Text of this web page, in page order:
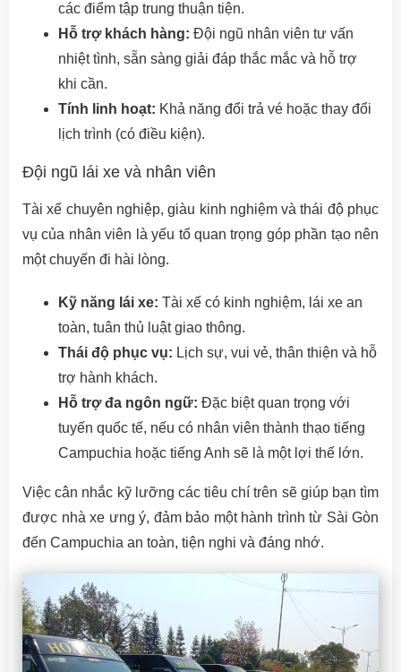
các điểm tập trung thuận tiện.
Hỗ trợ khách hàng: Đội ngũ nhân viên tư vấn
nhiệt tình, sẵn sàng giải đáp thắc mắc và hỗ trợ
khi cần.
Tính linh hoạt: Khả năng đổi trả vé hoặc thay đổi
lịch trình (có điều kiện).
Đội ngũ lái xe và nhân viên
Tài xế chuyên nghiệp, giàu kinh nghiệm và thái độ phục
vụ của nhân viên là yếu tố quan trọng góp phần tạo nên
một chuyến đi hài lòng.
Kỹ năng lái xe: Tài xế có kinh nghiệm, lái xe an
toàn, tuân thủ luật giao thông.
Thái độ phục vụ: Lịch sự, vui vẻ, thân thiện và hỗ
trợ hành khách.
Hỗ trợ đa ngôn ngữ: Đặc biệt quan trọng với
tuyến quốc tế, nếu có nhân viên thành thạo tiếng
Campuchia hoặc tiếng Anh sẽ là một lợi thế lớn.
Việc cân nhắc kỹ lưỡng các tiêu chí trên sẽ giúp bạn tìm
được nhà xe ưng ý, đảm bảo một hành trình từ Sài Gòn
đến Campuchia an toàn, tiện nghi và đáng nhớ.